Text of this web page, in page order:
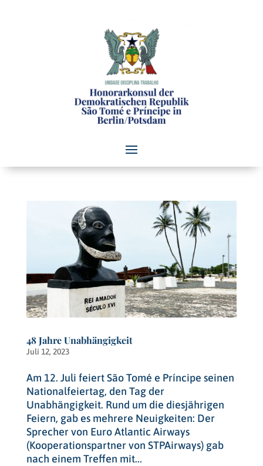
48 Jahre Unabhängigkeit
Juli 12, 2023
Am 12. Juli feiert São Tomé e Príncipe seinen
Nationalfeiertag, den Tag der
Unabhängigkeit. Rund um die diesjährigen
Feiern, gab es mehrere Neuigkeiten: Der
Sprecher von Euro Atlantic Airways
(Kooperationspartner von STPAirways) gab
nach einem Treffen mit...